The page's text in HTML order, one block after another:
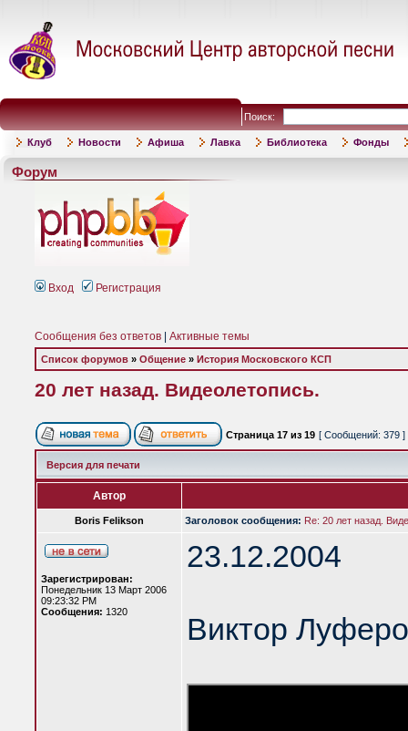
Поиск:
Клуб Новости Афиша Лавка Библиотека Фонды
Форум
Вход Регистрация
Сообщения без ответов Активные темы
Список форумов » Общение » История Московского КСП
20 лет назад. Видеолетопись.
Страница 17 из 19 [ Сообщений: 379 ]
Версия для печати
Автор
Boris Felikson Заголовок сообщения: Re: 20 лет назад.
Зарегистрирован:
Понедельник 13 Март 2006
09:23:32 PM
Сообщения: 1320
23.12.2004
Виктор